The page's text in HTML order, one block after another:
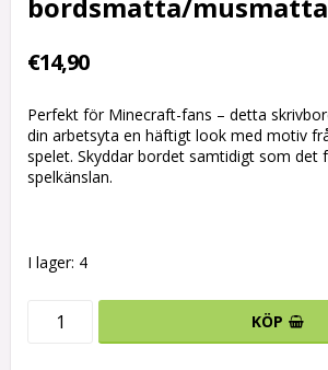
€14,90
Perfekt för Minecraft-fans – detta
din arbetsyta en häftigt look med motiv
spelet. Skyddar bordet samtidigt som det
spelkänslan.
I lager: 4
KÖP